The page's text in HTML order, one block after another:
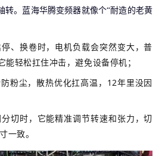
转。蓝海华腾变频器就像个“耐造的老黄
、换卷时，电机负载会突然变大，普
能轻松扛住冲击，避免设备停机；
粉尘，散热优化扛高温，12年里没因
切时，它能精准调节转速和张力，切
一致。